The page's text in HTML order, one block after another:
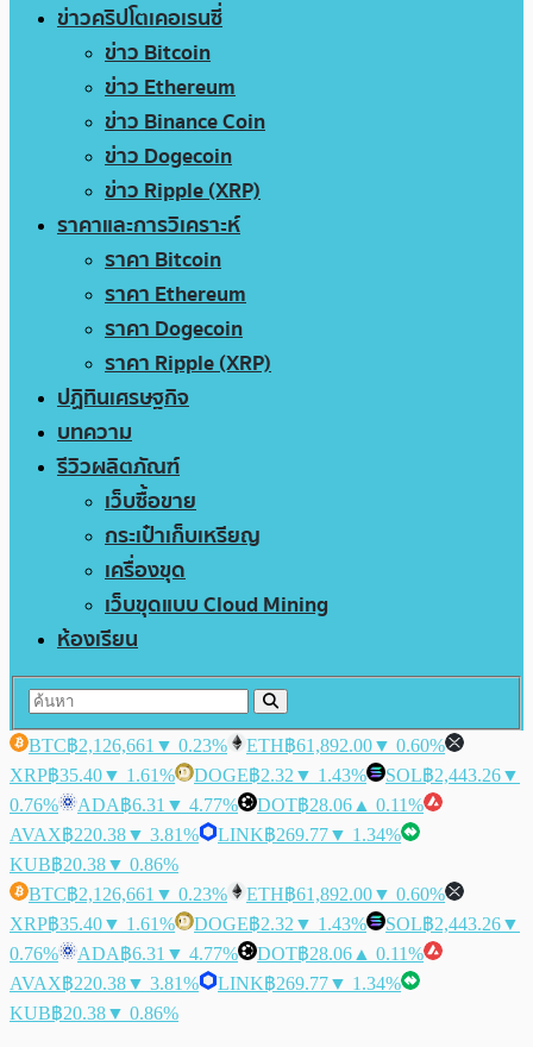
ข่าวคริปโตเคอเรนซี่
ข่าว Bitcoin
ข่าว Ethereum
ข่าว Binance Coin
ข่าว Dogecoin
ข่าว Ripple (XRP)
ราคาและการวิเคราะห์
ราคา Bitcoin
ราคา Ethereum
ราคา Dogecoin
ราคา Ripple (XRP)
ปฏิทินเศรษฐกิจ
บทความ
รีวิวผลิตภัณฑ์
เว็บซื้อขาย
กระเป๋าเก็บเหรียญ
เครื่องขุด
เว็บขุดแบบ Cloud Mining
ห้องเรียน
BTC฿2,126,661 ▼ 0.23% ETH฿61,892.00▼ 0.60%
XRP฿35.40▼ 1.61% DOGE฿2.32 ▼ 1.43% SOL฿2,443.26▼
0.76%
ADA฿6.31 ▼ 4.77% DOT฿28.06 ▲ 0.11%
AVAX฿220.38▼ 3.81% LINK฿269.77▼ 1.34%
KUB฿20.38▼ 0.86%
BTC฿2,126,661 ▼ 0.23% ETH฿61,892.00▼ 0.60%
XRP฿35.40▼ 1.61% DOGE฿2.32 ▼ 1.43% SOL฿2,443.26▼
0.76%
ADA฿6.31 ▼ 4.77% DOT฿28.06 ▲ 0.11%
AVAX฿220.38▼ 3.81% LINK฿269.77▼ 1.34%
KUB฿20.38▼ 0.86%